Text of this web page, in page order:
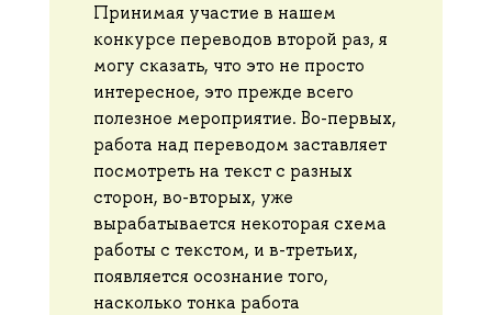
Принимая участие в нашем
конкурсе переводов второй раз, я
могу сказать, что это не просто
интересное, это прежде всего
полезное мероприятие. Во-первых,
работа над переводом заставляет
посмотреть на текст с разных
сторон, во-вторых, уже
вырабатывается некоторая схема
работы с текстом, и в-третьих,
появляется осознание того,
насколько тонка работа